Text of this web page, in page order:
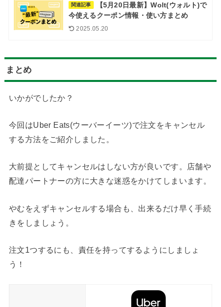
関連記事
【5月20日最新】Wolt(ウォルト)で
今使えるクーポン情報・使い方まとめ
2025.05.20
まとめ
いかがでしたか？
今回はUber Eats(ウーバーイーツ)で注文をキャンセル
する方法をご紹介しました。
大前提としてキャンセルはしない方が良いです。店舗や
配達パートナーの方に大きな迷惑をかけてしまいます。
やむをえずキャンセルする場合も、出来るだけ早く手続
きをしましょう。
注文1つするにも、責任を持ってするようにしましょ
う！